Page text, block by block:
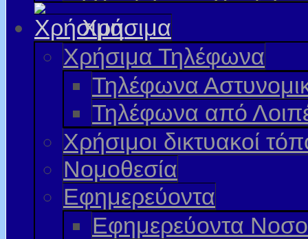
Χρήσιμα
Χρήσιμα Τηλέφωνα
Τηλέφωνα
Τηλέφωνα από
Χρήσιμοι δικτυακοί
Νομοθεσία
Εφημερεύοντα
Εφημερεύοντα